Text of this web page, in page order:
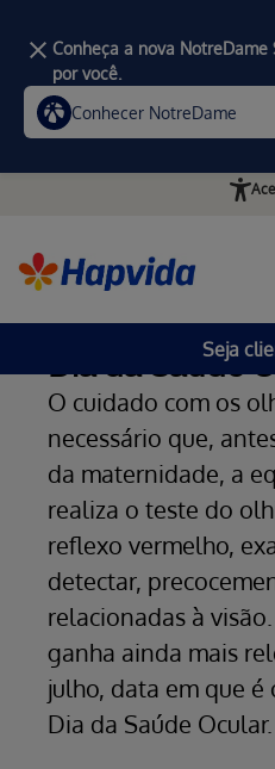
Seja
Conheça a nova NotreDame
por você.
Conhecer NotreDame
Dia da Saúde
O cuidado com os
necessário que,
da maternidade, a
realiza o teste do
reflexo vermelho,
detectar,
relacionadas à
ganha ainda mais
julho, data em que é
Dia da Saúde Ocular.